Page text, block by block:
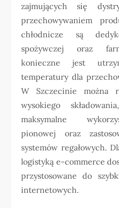
zajmujących się
przechowywaniem
chłodnicze są
spożywczej oraz
konieczne jest
temperatury dla
W Szczecinie można
wysokiego
maksymalne
pionowej oraz
systemów regałowych.
logistyką e-commerce
przystosowane do
internetowych.